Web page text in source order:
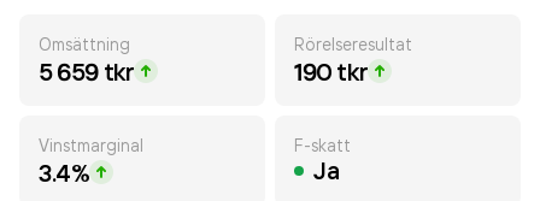
Omsättning
5 659 tkr
Rörelseresultat
190 tkr
Vinstmarginal
3.4%
F-skatt
Ja